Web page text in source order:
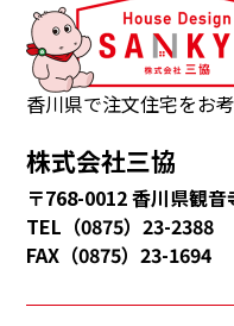
は、
観
音
市・
多
度
津
町・
香川県で注文住宅をお
株式会社三協
〒768-0012 香川県観
TEL（0875）23-2388
FAX（0875）23-1694